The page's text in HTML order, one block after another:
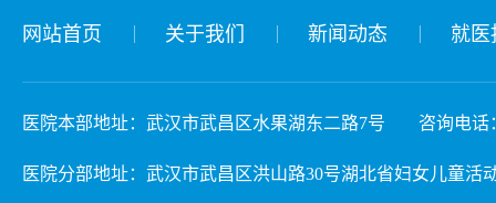
网站首页 关于我们 新闻动态 就医
医院本部地址：武汉市武昌区水果湖东二路7号 咨询电话
医院分部地址：武汉市武昌区洪山路30号湖北省妇女儿童